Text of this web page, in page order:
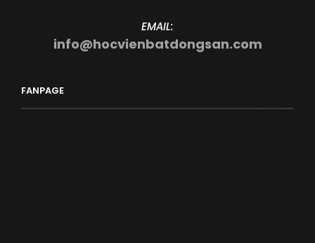
EMAIL:
info@hocvienbatdongsan.com
FANPAGE